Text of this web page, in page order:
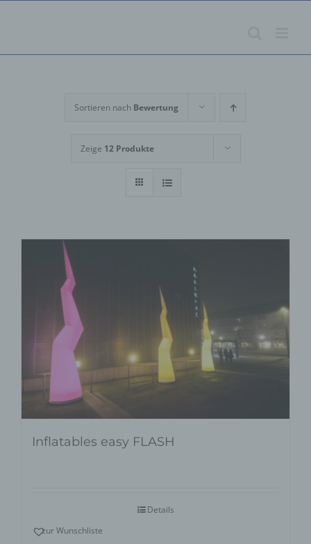
Sortieren nach Bewertung
Zeige 12 Produkte
Inflatables easy FLASH
Details
zur Wunschliste